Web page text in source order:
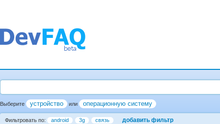
Выберите устройство или операционную систему
Фильтровать по: android 3g связь добавить фильтр